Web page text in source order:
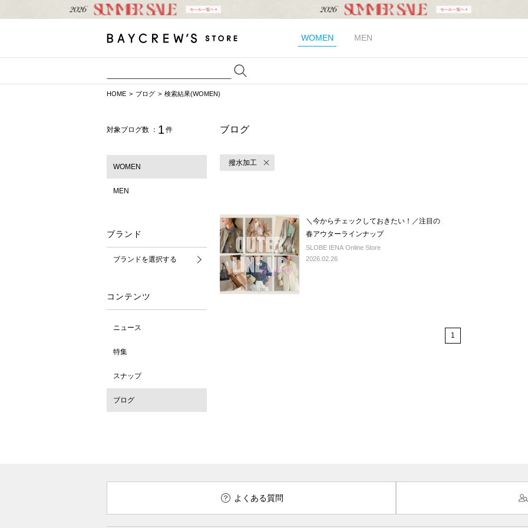
WOMEN MEN
HOME ブログ 検索結果(WOMEN)
対象ブログ数 ： 1 件
WOMEN
MEN
ブランド
ブランドを選択する
コンテンツ
ニュース
特集
スナップ
ブログ
ブログ
撥水加工
＼今からチェックしておきたい！／注目の
春アウターラインナップ
SLOBE IENA Online Store
2026.02.26
1
よくある質問